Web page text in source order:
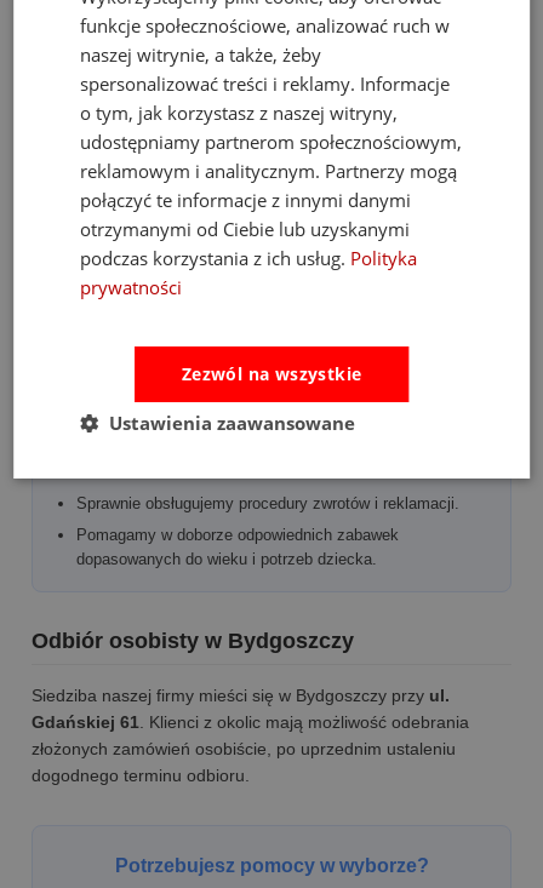
przetestowanych produktów od oficjalnych dostawców.
KATEGORIE WEDŁUG WIEKU
0–12 miesięcy:
pierwsze zabawki sensoryczne, gryzaki oraz
książeczki kontrastowe.
1–3 lata:sortery, klocki, instrumenty i zabawki wspierające
motorykę.
4–7 lat:gry, zestawy kreatywne, puzzle i zabawki rozwijające
samodzielność.
dostępności oraz realizacji zamówień.
Sprawnie obsługujemy procedury zwrotów i reklamacji.
Pomagamy w doborze odpowiednich zabawek
dopasowanych do wieku i potrzeb dziecka.
Odbiór osobisty w Bydgoszczy
Siedziba naszej firmy mieści się w Bydgoszczy przy ul.
Gdańskiej 61 . Klienci z okolic mają możliwość odebrania
złożonych zamówień osobiście, po uprzednim ustaleniu
dogodnego terminu odbioru.
Potrzebujesz pomocy w wyborze?
funkcje społecznościowe, analizować ruch w
naszej witrynie, a także, żeby
spersonalizować treści i reklamy. Informacje
o tym, jak korzystasz z naszej witryny,
udostępniamy partnerom społecznościowym,
reklamowym i analitycznym. Partnerzy mogą
połączyć te informacje z innymi danymi
otrzymanymi od Ciebie lub uzyskanymi
podczas korzystania z ich usług. Polityka
prywatności
Zezwól na wszystkie
Ustawienia zaawansowane